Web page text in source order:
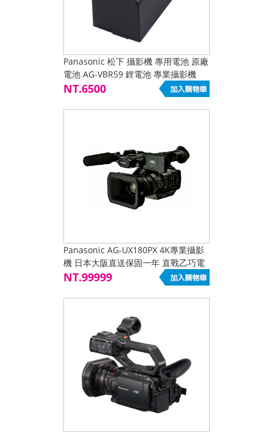
Panasonic 松下 攝影機 專用電池 原廠
電池 AG-VBR59 鋰電池 專業攝影機
NT.6500
Panasonic AG-UX180PX 4K專業攝影
機 日本大阪直送保固一年 直戰乙巧電
器價 未稅
NT.99999